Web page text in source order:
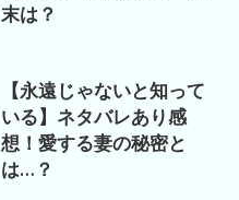
末は？
【永遠じゃないと知って
いる】ネタバレあり感
想！愛する妻の秘密と
は…？